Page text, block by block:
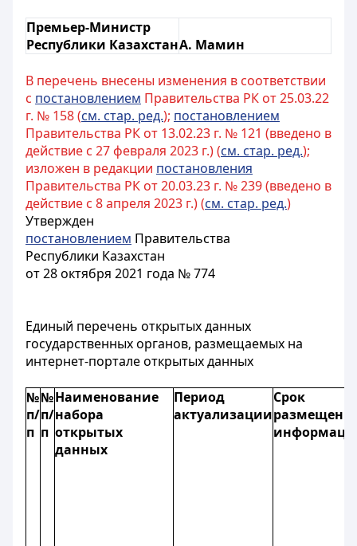
Премьер-Министр
Республики КазахстанА. Мамин
В перечень внесены изменения в соответствии
с постановлением Правительства РК от 25.03.22
г. № 158 (см. стар. ред.); постановлением
Правительства РК от 13.02.23 г. № 121 (введено в
действие с 27 февраля 2023 г.) (см. стар. ред.);
изложен в редакции постановления
Правительства РК от 20.03.23 г. № 239 (введено в
действие с 8 апреля 2023 г.) (см. стар. ред.)
Утвержден
постановлением Правительства
Республики Казахстан
от 28 октября 2021 года № 774
Единый перечень открытых данных
государственных органов, размещаемых на
интернет-портале открытых данных
№
п/
п
№
п/
п
Наименование
набора
открытых
данных
Период
актуализации
Срок